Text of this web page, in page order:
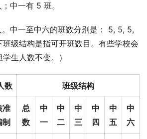
中一有 5 班。
中一至中六的班数分别是： 5, 5, 5,
级结构是指可开班数目。有些学校会
生人数不变。）
数 班级结构
准
制
总
数
中
一
中
二
中
三
中
四
中
五
中
六